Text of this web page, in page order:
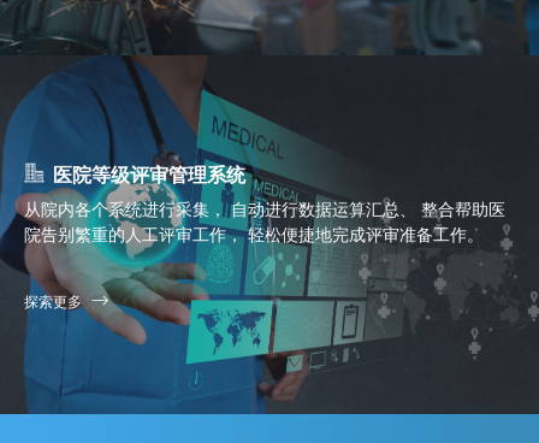
医院等级评审管理系统
从院内各个系统进行采集， 自动进行数据运算汇总、 整合帮助医
院告别繁重的人工评审工作， 轻松便捷地完成评审准备工作。
探索更多